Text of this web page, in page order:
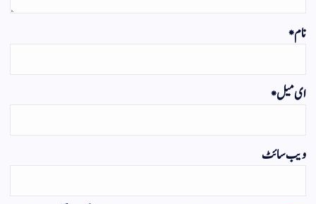
نام*
ای میل*
ویب‌ سائٹ